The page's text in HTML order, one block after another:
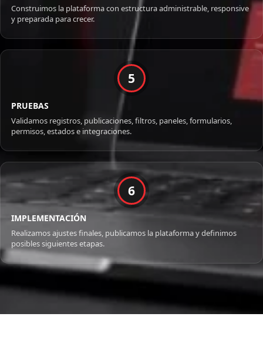
Construimos la plataforma con estructura administrable, responsive
y preparada para crecer.
5
PRUEBAS
Validamos registros, publicaciones, filtros, paneles, formularios,
permisos, estados e integraciones.
6
IMPLEMENTACIÓN
Realizamos ajustes finales, publicamos la plataforma y definimos
posibles siguientes etapas.